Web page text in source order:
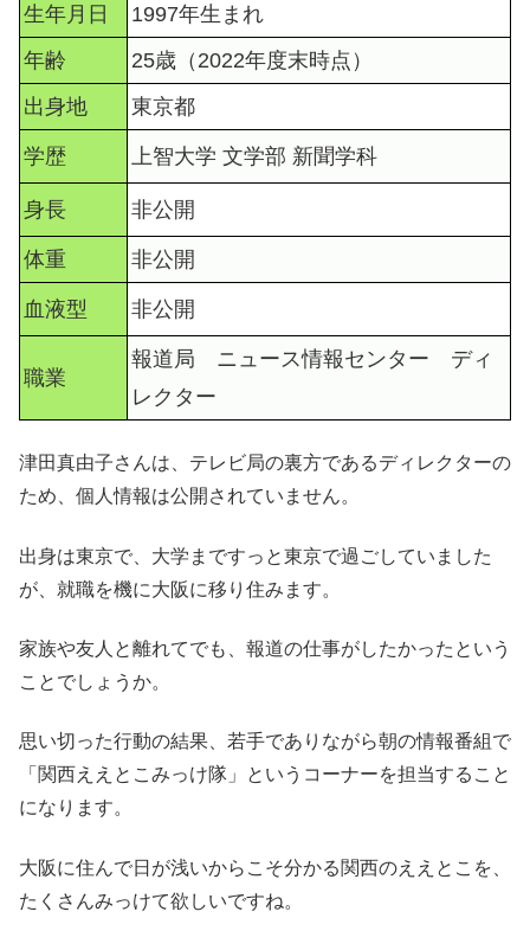
生年月日
1997年生まれ
年齢
25歳（2022年度末時点）
出身地
東京都
学歴 上智大学 文学部 新聞学科
身長 非公開
体重 非公開
血液型 非公開
職業
報道局 ニュース情報センター ディ
レクター
津田真由子さんは、テレビ局の裏方であるディレクターの
ため、個人情報は公開されていません。
出身は東京で、大学まですっと東京で過ごしていました
が、就職を機に大阪に移り住みます。
家族や友人と離れてでも、報道の仕事がしたかったという
ことでしょうか。
思い切った行動の結果、若手でありながら朝の情報番組で
「関西ええとこみっけ隊」というコーナーを担当すること
になります。
大阪に住んで日が浅いからこそ分かる関西のええとこを、
たくさんみっけて欲しいですね。